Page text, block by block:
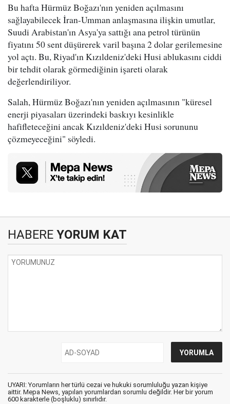
Bu hafta Hürmüz Boğazı'nın yeniden açılmasını
sağlayabilecek İran-Umman anlaşmasına ilişkin umutlar,
Suudi Arabistan'ın Asya'ya sattığı ana petrol türünün
fiyatını 50 sent düşürerek varil başına 2 dolar gerilemesine
yol açtı. Bu, Riyad'ın Kızıldeniz'deki Husi ablukasını ciddi
bir tehdit olarak görmediğinin işareti olarak
değerlendiriliyor.
Salah, Hürmüz Boğazı'nın yeniden açılmasının "küresel
enerji piyasaları üzerindeki baskıyı kesinlikle
hafifleteceğini ancak Kızıldeniz'deki Husi sorununu
çözmeyeceğini" söyledi.
HABERE YORUM KAT
UYARI: Yorumların her türlü cezai ve hukuki sorumluluğu yazan kişiye
aittir. Mepa News, yapılan yorumlardan sorumlu değildir. Her bir yorum
600 karakterle (boşluklu) sınırlıdır.